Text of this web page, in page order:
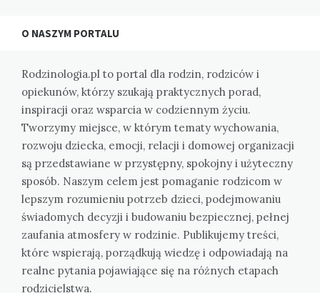
O NASZYM PORTALU
Rodzinologia.pl to portal dla rodzin, rodziców i
opiekunów, którzy szukają praktycznych porad,
inspiracji oraz wsparcia w codziennym życiu.
Tworzymy miejsce, w którym tematy wychowania,
rozwoju dziecka, emocji, relacji i domowej organizacji
są przedstawiane w przystępny, spokojny i użyteczny
sposób. Naszym celem jest pomaganie rodzicom w
lepszym rozumieniu potrzeb dzieci, podejmowaniu
świadomych decyzji i budowaniu bezpiecznej, pełnej
zaufania atmosfery w rodzinie. Publikujemy treści,
które wspierają, porządkują wiedzę i odpowiadają na
realne pytania pojawiające się na różnych etapach
rodzicielstwa.